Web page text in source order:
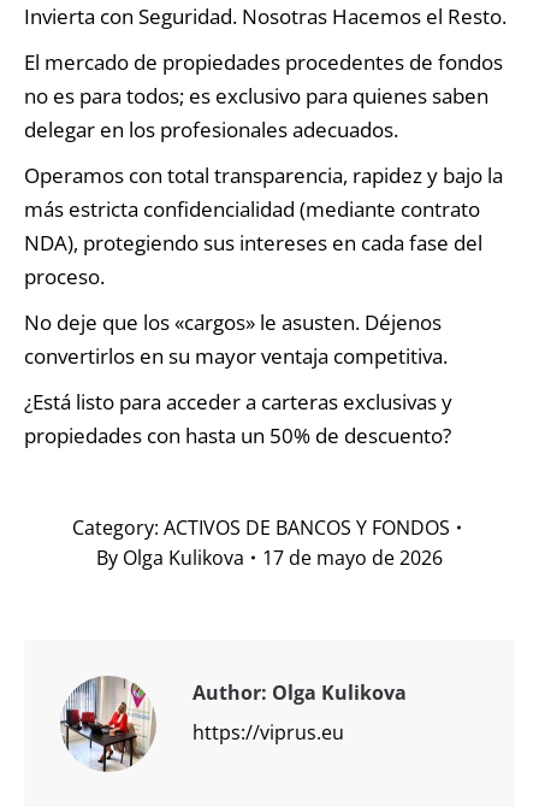
Invierta con Seguridad. Nosotras Hacemos el Resto.
El mercado de propiedades procedentes de fondos
no es para todos; es exclusivo para quienes saben
delegar en los profesionales adecuados.
Operamos con total transparencia, rapidez y bajo la
más estricta confidencialidad (mediante contrato
NDA), protegiendo sus intereses en cada fase del
proceso.
No deje que los «cargos» le asusten. Déjenos
convertirlos en su mayor ventaja competitiva.
¿Está listo para acceder a carteras exclusivas y
propiedades con hasta un 50% de descuento?
Category: ACTIVOS DE BANCOS Y FONDOS
By Olga Kulikova 17 de mayo de 2026
Author: Olga Kulikova
https://viprus.eu